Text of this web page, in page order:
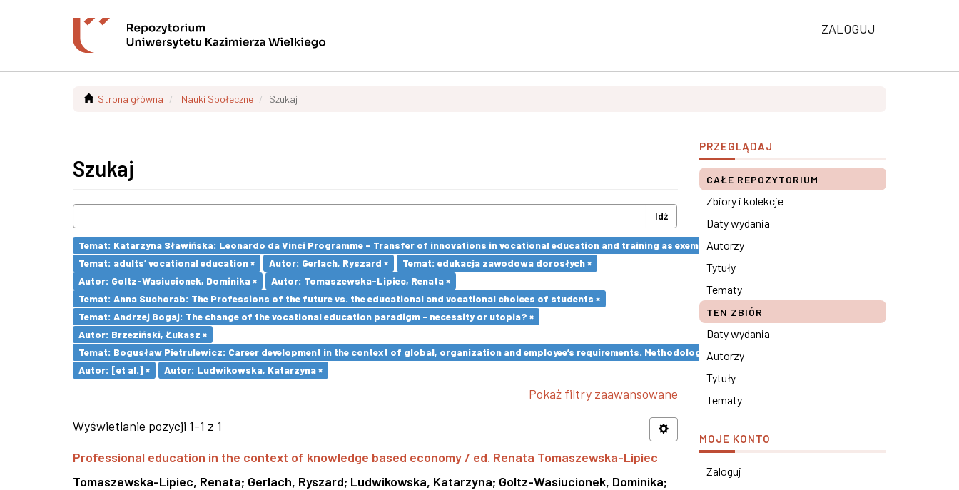
ZALOGUJ
Strona główna Nauki Społeczne Szukaj
Szukaj
Idź
Temat: Katarzyna Sławińska: Leonardo da Vinci Programme – Transfer of innovations in vocational education and training as exemplified by the SkillsUp Project ×
Temat: adults’ vocational education ×
Autor: Gerlach, Ryszard ×
Temat: edukacja zawodowa dorosłych ×
Autor: Goltz-Wasiucionek, Dominika ×
Autor: Tomaszewska-Lipiec, Renata ×
Temat: Anna Suchorab: The Professions of the future vs. the educational and vocational choices of students ×
Temat: Andrzej Bogaj: The change of the vocational education paradigm - necessity or utopia? ×
Autor: Brzeziński, Łukasz ×
Temat: Bogusław Pietrulewicz: Career development in the context of global, organization and employee’s requirements. Methodological remarks ×
Autor: [et al.] ×
Autor: Ludwikowska, Katarzyna ×
Pokaż filtry zaawansowane
Wyświetlanie pozycji 1-1 z 1
Professional education in the context of knowledge based economy / ed. Renata Tomaszewska-Lipiec
Tomaszewska-Lipiec, Renata; Gerlach, Ryszard; Ludwikowska, Katarzyna; Goltz-Wasiucionek, Dominika;
PRZEGLĄDAJ
CAŁE REPOZYTORIUM
Zbiory i kolekcje
Daty wydania
Autorzy
Tytuły
Tematy
TEN ZBIÓR
Daty wydania
Autorzy
Tytuły
Tematy
MOJE KONTO
Zaloguj